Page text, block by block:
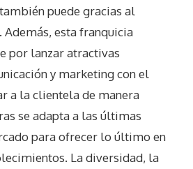
puede gracias al
Además, esta franquicia
por lanzar atractivas
y marketing con el
a la clientela de manera
se adapta a las últimas
para ofrecer lo último en
La diversidad, la